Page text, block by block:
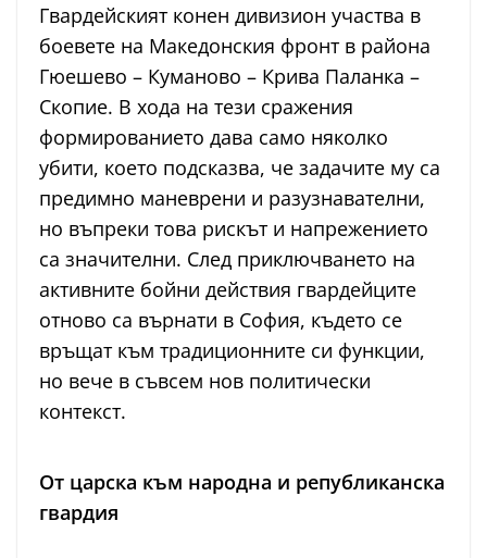
Гвардейският конен дивизион участва в
боевете на Македонския фронт в района
Гюешево – Куманово – Крива Паланка –
Скопие. В хода на тези сражения
формированието дава само няколко
убити, което подсказва, че задачите му са
предимно маневрени и разузнавателни,
но въпреки това рискът и напрежението
са значителни. След приключването на
активните бойни действия гвардейците
отново са върнати в София, където се
връщат към традиционните си функции,
но вече в съвсем нов политически
контекст.
От царска към народна и републиканска
гвардия